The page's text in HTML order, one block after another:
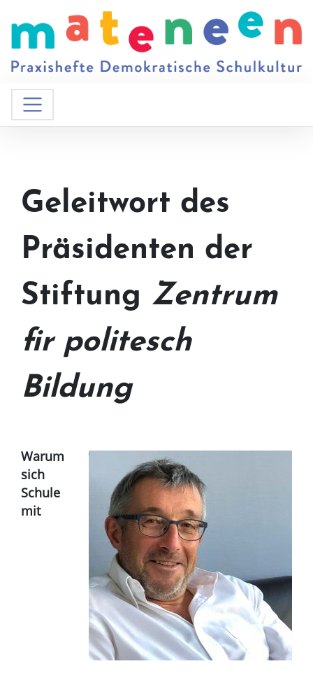
Geleitwort des
Präsidenten der
Stiftung Zentrum
fir politesch
Bildung
Warum
sich
Schule
mit